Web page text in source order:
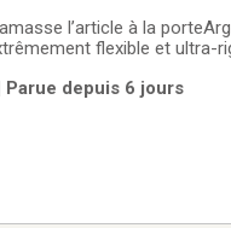
l’article à la
flexible et ultra-
depuis 6 jours